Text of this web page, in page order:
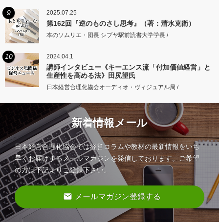
9 2025.07.25
第162回『逆のものさし思考』（著：清水克衛）
本のソムリエ・団長 シブヤ駅前読書大学学長 /
10 2024.04.1
講師インタビュー《キーエンス流「付加価値経営」と
生産性を高める法》田尻望氏
日本経営合理化協会オーディオ・ヴィジュアル局 /
新着情報メール
日本経営合理化協会では経営コラムや教材の最新情報をいち
早くお届けするメールマガジンを発信しております。ご希望
の方は下記よりご登録下さい。
email メールマガジン登録する